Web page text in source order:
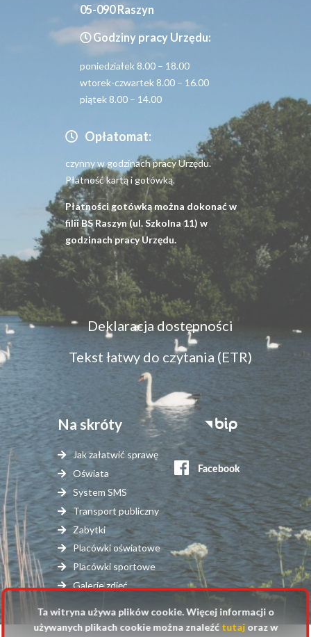
05-090 Raszyn
Godziny pracy Urzędu:
poniedziałek 8.00 – 18.00
wtorek-czwartek 8.00 – 16.00
piątek 8.00 – 14.00
Opłatomat:
czynny w godzinach pracy Urzędu.
Płatność kartą i gotówką.
Płatności gotówką można dokonać w
filii BS Raszyn (ul. Szkolna 11) w
godzinach pracy Urzędu.
Menu
dostępność
Deklaracja dostępności
Tekst łatwy do czytania (ETR)
Na skróty
Jak załatwić sprawę
Oświata
System SMS
Transport publiczny
Zabytki
Placówki oświatowe
Placówki sportowe
Galerie zdjęć
Stopka
serwisy
zewnętrzne
Ta witryna używa plików cookie. Więcej informacji o
używanych plikach cookie można znaleźć tutajoraz w